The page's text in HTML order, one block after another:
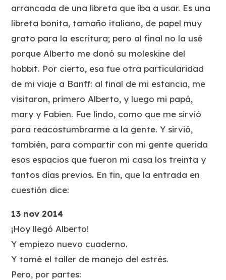
arrancada de una libreta que iba a usar. Es una
libreta bonita, tamaño italiano, de papel muy
grato para la escritura; pero al final no la usé
porque Alberto me donó su moleskine del
hobbit. Por cierto, esa fue otra particularidad
de mi viaje a Banff: al final de mi estancia, me
visitaron, primero Alberto, y luego mi papá,
mary y Fabien. Fue lindo, como que me sirvió
para reacostumbrarme a la gente. Y sirvió,
también, para compartir con mi gente querida
esos espacios que fueron mi casa los treinta y
tantos días previos. En fin, que la entrada en
cuestión dice:
13 nov 2014
¡Hoy llegó Alberto!
Y empiezo nuevo cuaderno.
Y tomé el taller de manejo del estrés.
Pero, por partes: